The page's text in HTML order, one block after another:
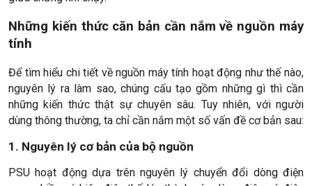
Những kiến thức căn bản cần nắm về nguồn máy
tính
Để tìm hiểu chi tiết về nguồn máy tính hoạt động như thế nào,
nguyên lý ra làm sao, chúng cấu tạo gồm những gì thì cần
những kiến thức thật sự chuyên sâu. Tuy nhiên, với người
dùng thông thường, ta chỉ cần nắm một số vấn đề cơ bản sau:
1. Nguyên lý cơ bản của bộ nguồn
PSU hoạt động dựa trên nguyên lý chuyển đổi dòng điện